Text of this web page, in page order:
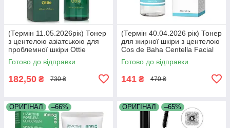
(Термін 11.05.2026рік) Тонер
з центелою азіатською для
проблемної шкіри Ottie
Cicacera 83 Solution Toner
200мл
Готово до відправки
182,50 ₴ 730 ₴
(Термін 40.04.2026 рік) Тонер
для жирної шкіри з центелою
Cos de Baha Centella Facial
Toner 200 мл
Готово до відправки
141 ₴ 470 ₴
ОРИГІНАЛ –66% ОРИГІНАЛ –65%